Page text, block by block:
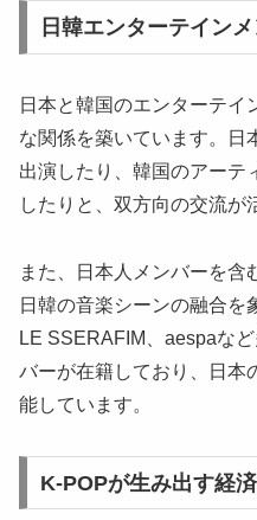
日韓エンターテイン
日本と韓国のエンターテイ
な関係を築いています。日
出演したり、韓国のアーテ
したりと、双方向の交流が
また、日本人メンバーを含
日韓の音楽シーンの融合を
LE SSERAFIM、aespaな
バーが在籍しており、日本
能しています。
K-POPが生み出す経